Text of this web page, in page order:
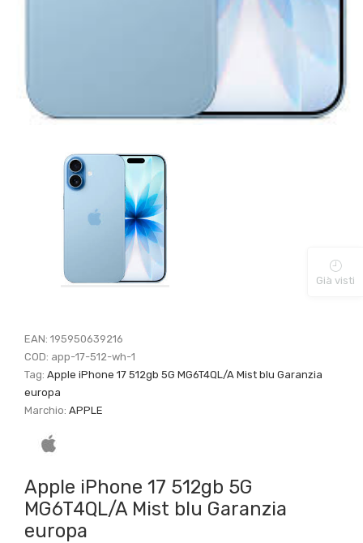
EAN:195950639216
COD: app-17-512-wh-1
Tag:Apple iPhone 17 512gb 5G MG6T4QL/A Mist blu Garanzia
europa
Marchio:APPLE
Apple iPhone 17 512gb 5G
MG6T4QL/A Mist blu Garanzia
europa
Già visti